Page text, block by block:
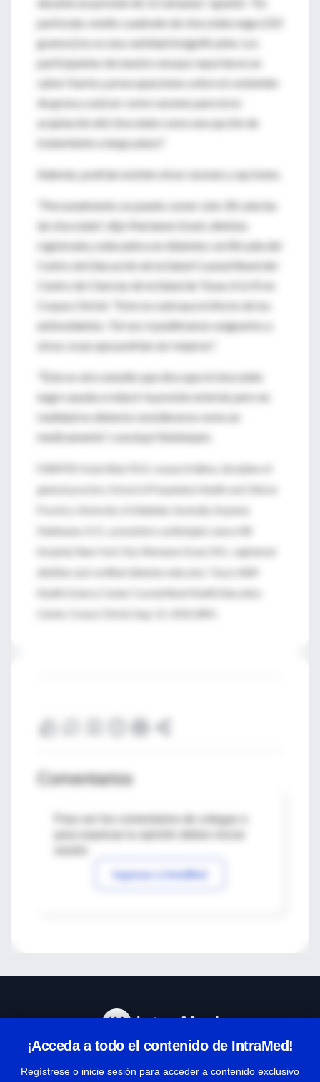
particular, medio cuadrado de chocolate negro [50
gramos] no es una cantidad insignificante. Los
participantes de nuestro ensayo reportaron un
sabor fuerte y preocupaciones sobre el contenido
de grasa y azúcar como razones para la no
aceptación del chocolate como una opción de
tratamiento a largo plazo".
Además, podrían existen otras razones y opciones.
"Personalmente, no puedo comer sólo 30 calorías
de chocolate", dijo Marianne Grant, dietista
registrada y educadora en diabetes certificada del
Centro de Educación de la Salud Coastal Bend del
Centro de Ciencias de la Salud de Texas A & M en
Corpus Christi. "Esto no subraya el efecto de los
antioxidantes. Tal vez si pudiéramos asignarlos a
otras cosas que podrían ser mejores".
"Éste es otro estudio que dice que el chocolate
negro ayuda a reducir la presión arterial, pero en
realidad no debería considerarse como un
medicamento", concluyó Steinbaum.
Comentarios
Para ver los comentarios de colegas o
Ingresar a IntraMed
¡Acceda a todo el contenido de IntraMed!
Regístrese o inicie sesión para acceder a contenido exclusivo